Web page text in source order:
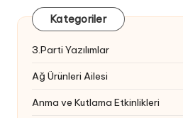
Kategoriler
3.Parti Yazılımlar
Ağ Ürünleri Ailesi
Anma ve Kutlama Etkinlikleri